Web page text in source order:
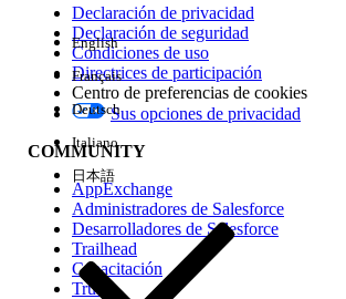
Edición
Experiencia
Declaración de privacidad
Declaración de seguridad
Condiciones de uso
Directrices de participación
Centro de preferencias de cookies
Sus opciones de privacidad
COMMUNITY
AppExchange
Administradores de Salesforce
Desarrolladores de Salesforce
Trailhead
Capacitación
Trust
English
Français
Deutsch
Italiano
日本語